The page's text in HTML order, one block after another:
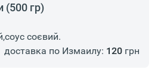
(500 гр)
соєвий.
доставка по Измаилу: 120грн